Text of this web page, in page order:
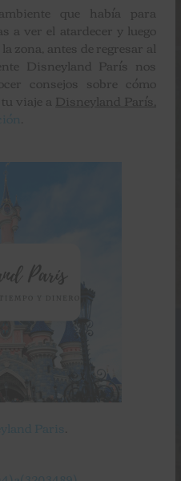
que había para
a ver el atardecer y luego
zona, antes de regresar al
Disneyland París nos
consejos sobre cómo
viaje a Disneyland París,